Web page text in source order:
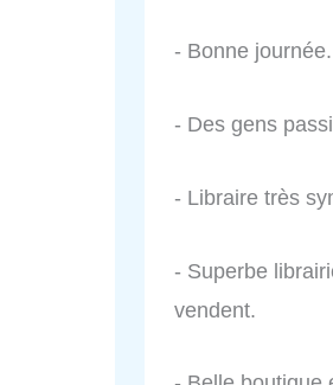
- Bonne journée.
- Des gens
- Libraire très
- Superbe
vendent.